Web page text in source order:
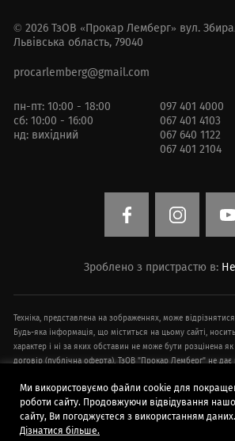
© 2026 ТзОВ «Прокар Лемберг» вул.
Львівська область, 79040
procarlemberg@gmail.com
пн-пт: 10:00 - 18:00
сб: 10:00 - 16:00
нд: вихідний
097 401 4000
067 401 4103
067 640 1122
067 401 2104
Зроблено з пристрастю в:
Техніка, представлена ​​на зображеннях, може
Будь-яка інформація, що міститься на цьому сайті,
характер і ні за яких обставин не може бути розцінена
договір (публічна оферта). ТзОВ "Прокар Лемберг" не дає
техніки, інформація про додаткове обладнання, умови
спецпропозиції і комплектації техніки, зазначені на сайті,
демонстраційних цілях і можуть бути змінені в будь-
повідомлення.
Ми використовуємо файли cookie для
роботи сайту. Продовжуючи відвідування
сайту, Ви погоджуєтеся з використанням даних.
Дізнатися більше.